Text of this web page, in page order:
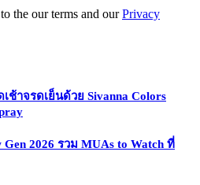
the our terms and ourPrivacy
ช้าจรดเย็นด้วย Sivanna Colors
2026 รวม MUAs to Watch ที่